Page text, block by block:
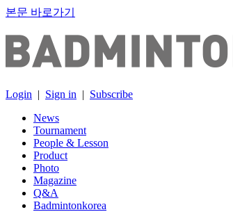
본문 바로가기
Login | Sign in | Subscribe
News
Tournament
People & Lesson
Product
Photo
Magazine
Q&A
Badmintonkorea